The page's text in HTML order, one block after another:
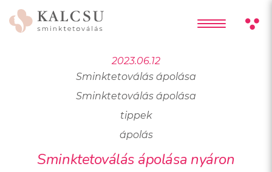
2023.06.12
Sminktetoválás ápolása
Sminktetoválás ápolása
tippek
ápolás
Sminktetoválás ápolása nyáron